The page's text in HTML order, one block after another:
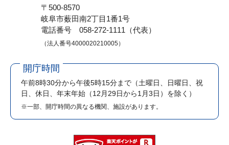
〒500-8570
岐阜市薮田南2丁目1番1号
電話番号 058-272-1111（代表）
（法人番号4000020210005）
開庁時間
午前8時30分から午後5時15分まで （土曜日、日曜日、祝
日、休日、年末年始（12月29日から1月3日）を除く）
※一部、開庁時間の異なる機関、施設があります。